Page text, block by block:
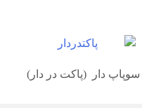
سوپاپ دار (پاکت در دار)